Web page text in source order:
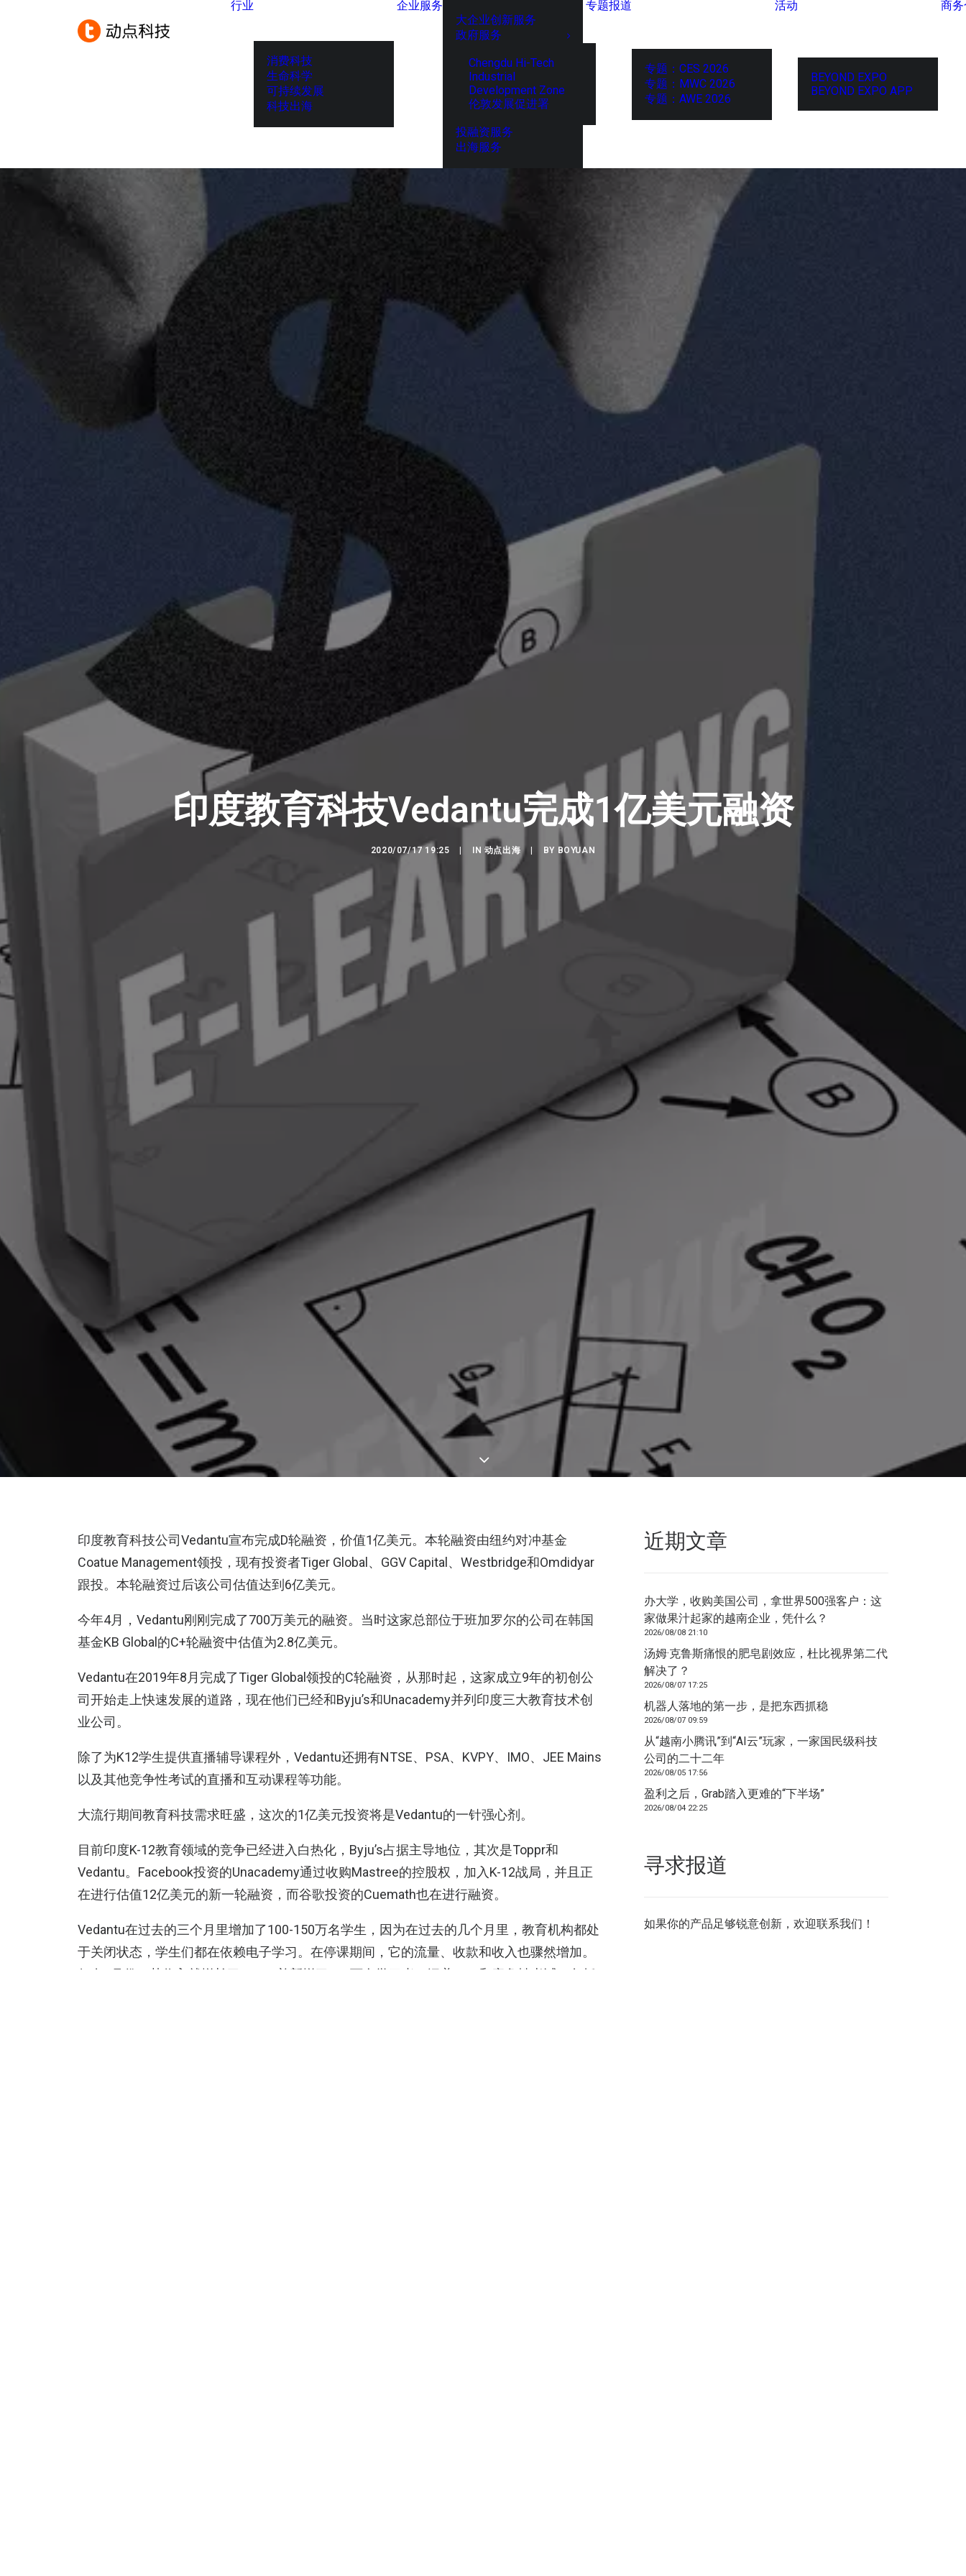
行业
消费科技
生命科学
可持续发展
科技出海
企业服务
大企业创新服务
政府服务
Chengdu Hi-Tech
Industrial
Development Zone
伦敦发展促进署
投融资服务
出海服务
专题报道
专题：CES 2026
专题：MWC 2026
专题：AWE 2026
活动
BEYOND EXPO
BEYOND EXPO APP
商
印度教育科技Vedantu完成1亿美元融资
2020/07/17 19:25 IN 动点出海 BY BOYUAN
印度教育科技公司Vedantu宣布完成D轮融资，价值1亿美元。本轮融资由纽约对冲基金
Coatue Management领投，现有投资者Tiger Global、GGV Capital、Westbridge和Omdidyar
跟投。本轮融资过后该公司估值达到6亿美元。
今年4月，Vedantu刚刚完成了700万美元的融资。当时这家总部位于班加罗尔的公司在韩国
基金KB Global的C+轮融资中估值为2.8亿美元。
Vedantu在2019年8月完成了Tiger Global领投的C轮融资，从那时起，这家成立9年的初创公
司开始走上快速发展的道路，现在他们已经和Byju’s和Unacademy并列印度三大教育技术创
业公司。
除了为K12学生提供直播辅导课程外，Vedantu还拥有NTSE、PSA、KVPY、IMO、JEE Mains
以及其他竞争性考试的直播和互动课程等功能。
大流行期间教育科技需求旺盛，这次的1亿美元投资将是Vedantu的一针强心剂。
目前印度K-12教育领域的竞争已经进入白热化，Byju’s占据主导地位，其次是Toppr和
Vedantu。Facebook投资的Unacademy通过收购Mastree的控股权，加入K-12战局，并且正
在进行估值12亿美元的新一轮融资，而谷歌投资的Cuemath也在进行融资。
Vedantu在过去的三个月里增加了100-150万名学生，因为在过去的几个月里，教育机构都处
于关闭状态，学生们都在依赖电子学习。在停课期间，它的流量、收款和收入也骤然增加。
仅在4月份，其收入就增长了80%，并新增了650万名学习者，涵盖K-12和竞争性考试，包括
近期文章
办大学，收购美国公司，拿世界500强客户：这
家做果汁起家的越南企业，凭什么？
2026/08/08 21:10
汤姆·克鲁斯痛恨的肥皂剧效应，杜比视界第二代
解决了？
2026/08/07 17:25
机器人落地的第一步，是把东西抓稳
2026/08/07 09:59
从“越南小腾讯”到“AI云”玩家，一家国民级科技
公司的二十二年
2026/08/05 17:56
盈利之后，Grab踏入更难的“下半场”
2026/08/04 22:25
寻求报道
如果你的产品足够锐意创新，欢迎联系我们 ！